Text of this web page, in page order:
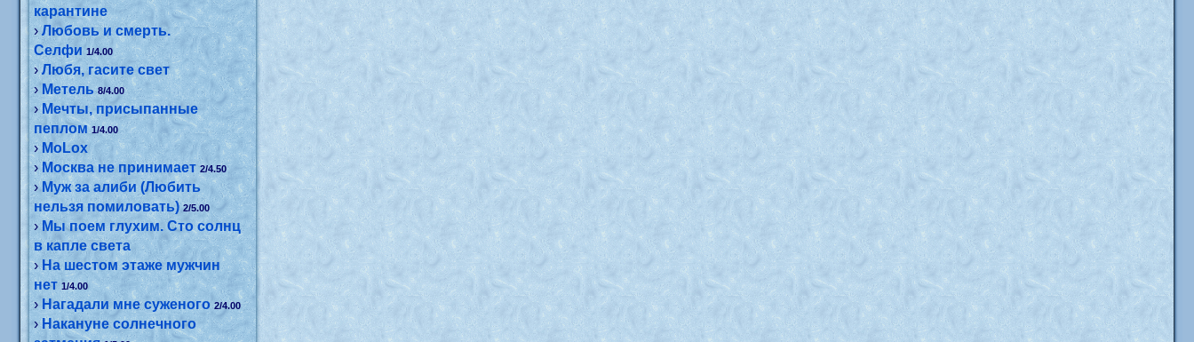
карантине
›Любовь и смерть.
Селфи 1/4.00
›Любя, гасите свет
› Метель 8/4.00
›Мечты, присыпанные
пеплом 1/4.00
›МоLох
›Москва не принимает 2/4.50
›Муж за алиби (Любить
нельзя помиловать) 2/5.00
›Мы поем глухим. Сто солнц
в капле света
›На шестом этаже мужчин
нет 1/4.00
› Нагадали мне суженого 2/4.00
›Накануне солнечного